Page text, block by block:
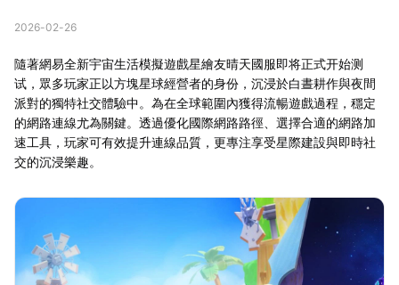
2026-02-26
隨著網易全新宇宙生活模擬遊戲星繪友晴天國服即将正式开始测
试，眾多玩家正以方塊星球經營者的身份，沉浸於白晝耕作與夜間
派對的獨特社交體驗中。為在全球範圍內獲得流暢遊戲過程，穩定
的網路連線尤為關鍵。透過優化國際網路路徑、選擇合適的網路加
速工具，玩家可有效提升連線品質，更專注享受星際建設與即時社
交的沉浸樂趣。